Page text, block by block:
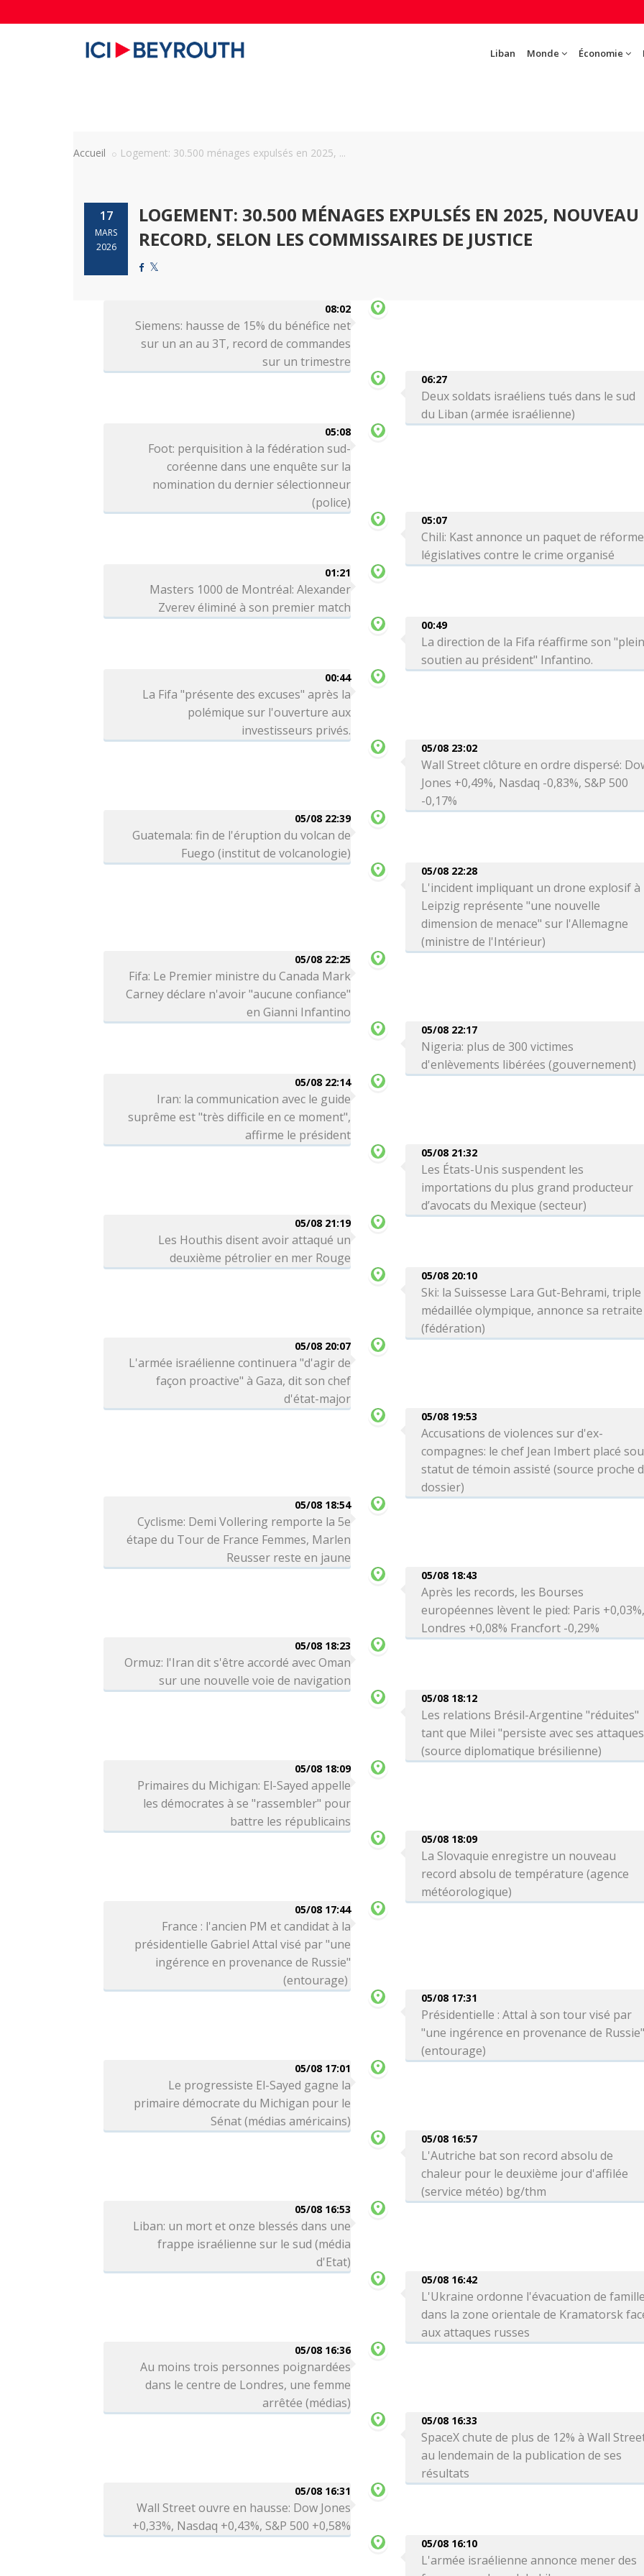
Liban Monde Économie
Accueil Logement: 30.500 ménages expulsés en 2025, ...
17
MARS
2026
LOGEMENT: 30.500 MÉNAGES EXPULSÉS EN 2025, NOUVEAU
RECORD, SELON LES COMMISSAIRES DE JUSTICE
08:02
Siemens: hausse de 15% du bénéfice net
sur un an au 3T, record de commandes
sur un trimestre
06:27
Deux soldats israéliens tués dans le sud
du Liban (armée israélienne)
05:08
Foot: perquisition à la fédération sud-
coréenne dans une enquête sur la
nomination du dernier sélectionneur
(police)
05:07
Chili: Kast annonce un paquet de
législatives contre le crime organisé
01:21
Masters 1000 de Montréal: Alexander
Zverev éliminé à son premier match
00:49
La direction de la Fifa réaffirme son
soutien au président" Infantino.
00:44
La Fifa "présente des excuses" après la
polémique sur l'ouverture aux
investisseurs privés.
05/08 23:02
Wall Street clôture en ordre dispersé:
Jones +0,49%, Nasdaq -0,83%, S&P 500
-0,17%
05/08 22:39
Guatemala: fin de l'éruption du volcan de
Fuego (institut de volcanologie)
05/08 22:28
L'incident impliquant un drone explosif à
Leipzig représente "une nouvelle
dimension de menace" sur l'Allemagne
(ministre de l'Intérieur)
05/08 22:25
Fifa: Le Premier ministre du Canada Mark
Carney déclare n'avoir "aucune confiance"
en Gianni Infantino
05/08 22:17
Nigeria: plus de 300 victimes
d'enlèvements libérées (gouvernement)
05/08 22:14
Iran: la communication avec le guide
suprême est "très difficile en ce moment",
affirme le président
05/08 21:32
Les États-Unis suspendent les
importations du plus grand producteur
d’avocats du Mexique (secteur)
05/08 21:19
Les Houthis disent avoir attaqué un
deuxième pétrolier en mer Rouge
05/08 20:10
Ski: la Suissesse Lara Gut-Behrami, triple
médaillée olympique, annonce sa retraite
(fédération)
05/08 20:07
L'armée israélienne continuera "d'agir de
façon proactive" à Gaza, dit son chef
d'état-major
05/08 19:53
Accusations de violences sur d'ex-
compagnes: le chef Jean Imbert placé
statut de témoin assisté (source proche
dossier)
05/08 18:54
Cyclisme: Demi Vollering remporte la 5e
étape du Tour de France Femmes, Marlen
Reusser reste en jaune
05/08 18:43
Après les records, les Bourses
européennes lèvent le pied: Paris
Londres +0,08% Francfort -0,29%
05/08 18:23
Ormuz: l'Iran dit s'être accordé avec Oman
sur une nouvelle voie de navigation
05/08 18:12
Les relations Brésil-Argentine "réduites"
tant que Milei "persiste avec ses
(source diplomatique brésilienne)
05/08 18:09
Primaires du Michigan: El-Sayed appelle
les démocrates à se "rassembler" pour
battre les républicains
05/08 18:09
La Slovaquie enregistre un nouveau
record absolu de température (agence
météorologique)
05/08 17:44
France : l'ancien PM et candidat à la
présidentielle Gabriel Attal visé par "une
ingérence en provenance de Russie"
(entourage)
05/08 17:31
Présidentielle : Attal à son tour visé par
"une ingérence en provenance de
(entourage)
05/08 17:01
Le progressiste El-Sayed gagne la
primaire démocrate du Michigan pour le
Sénat (médias américains)
05/08 16:57
L'Autriche bat son record absolu de
chaleur pour le deuxième jour d'affilée
(service météo) bg/thm
05/08 16:53
Liban: un mort et onze blessés dans une
frappe israélienne sur le sud (média
d'Etat)
05/08 16:42
L'Ukraine ordonne l'évacuation de
dans la zone orientale de Kramatorsk
aux attaques russes
05/08 16:36
Au moins trois personnes poignardées
dans le centre de Londres, une femme
arrêtée (médias)
05/08 16:33
SpaceX chute de plus de 12% à Wall
au lendemain de la publication de ses
résultats
05/08 16:31
Wall Street ouvre en hausse: Dow Jones
+0,33%, Nasdaq +0,43%, S&P 500 +0,58%
05/08 16:10
L'armée israélienne annonce mener des